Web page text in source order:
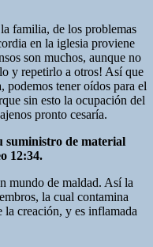
familia, de los problemas
en la iglesia proviene
son muchos, aunque no
y repetirlo a otros! Así que
podemos tener oídos para el
sin esto la ocupación del
pronto cesaría.
suministro de material
12:34.
mundo de maldad. Así la
la cual contamina
creación, y es inflamada